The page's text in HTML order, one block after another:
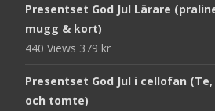
Presentset God Jul Lärare
mugg & kort)
440 Views 379 kr
Presentset God Jul i cellofan
och tomte)